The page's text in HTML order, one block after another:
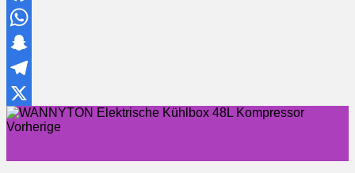
Facebook
WhatsApp
Snapchat
Telegram
X
Vorherige